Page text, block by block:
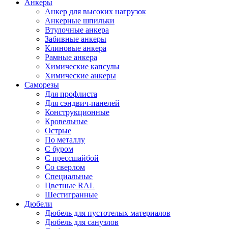
Анкеры
Анкер для высоких нагрузок
Анкерные шпильки
Втулочные анкера
Забивные анкеры
Клиновые анкера
Рамные анкера
Химические капсулы
Химические анкеры
Саморезы
Для профлиста
Для сэндвич-панелей
Конструкционные
Кровельные
Острые
По металлу
С буром
С прессшайбой
Со сверлом
Специальные
Цветные RAL
Шестигранные
Дюбели
Дюбель для пустотелых материалов
Дюбель для санузлов